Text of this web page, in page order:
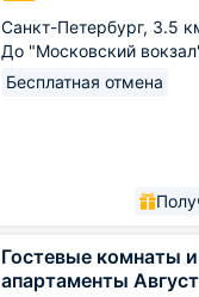
Санкт-Петербург, 3.5
До "Московский
Бесплатная отмена
Гостевые комнаты и
апартаменты Август